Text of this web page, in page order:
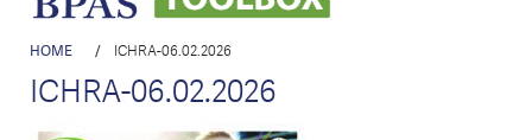
HOME / ICHRA-06.02.2026
ICHRA-06.02.2026